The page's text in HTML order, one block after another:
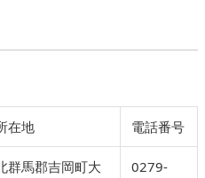
在地 電話番号
群馬郡吉岡町大
0279-